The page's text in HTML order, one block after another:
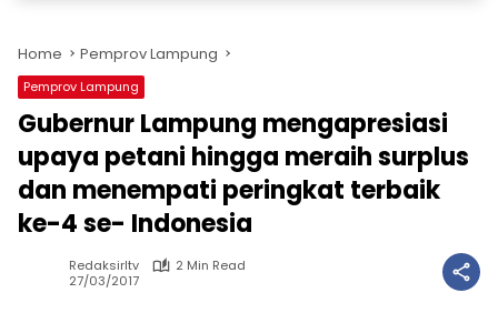
Home Pemprov Lampung
Pemprov Lampung
Gubernur Lampung mengapresiasi
upaya petani hingga meraih surplus
dan menempati peringkat terbaik
ke-4 se- Indonesia
Redaksirltv
2 Min Read
27/03/2017